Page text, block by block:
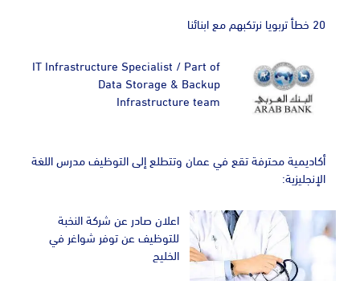
20 خطأ تربويا نرتكبهم مع ابنائنا
IT Infrastructure Specialist / Part of
Data Storage & Backup
Infrastructure team
أكاديمية محترفة تقع في عمان وتتطلع إلى التوظيف مدرس اللغة
الإنجليزية:
اعلان صادر عن شركة النخبة
للتوظيف عن توفر شواغر في
الخليج